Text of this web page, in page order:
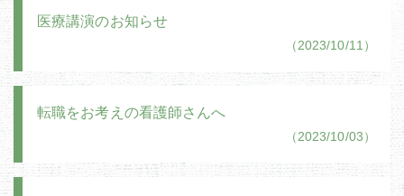
医療講演のお知らせ
（2023/10/11）
転職をお考えの看護師さんへ
（2023/10/03）